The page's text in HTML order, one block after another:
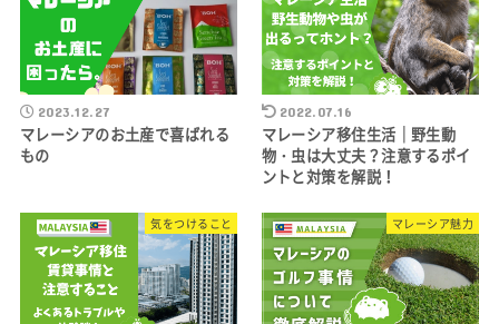
2023.12.27
マレーシアのお土産で喜ばれる
もの
2022.07.16
マレーシア移住生活｜野生動
物・虫は大丈夫？注意するポイ
ントと対策を解説！
気をつけること マレーシア魅力